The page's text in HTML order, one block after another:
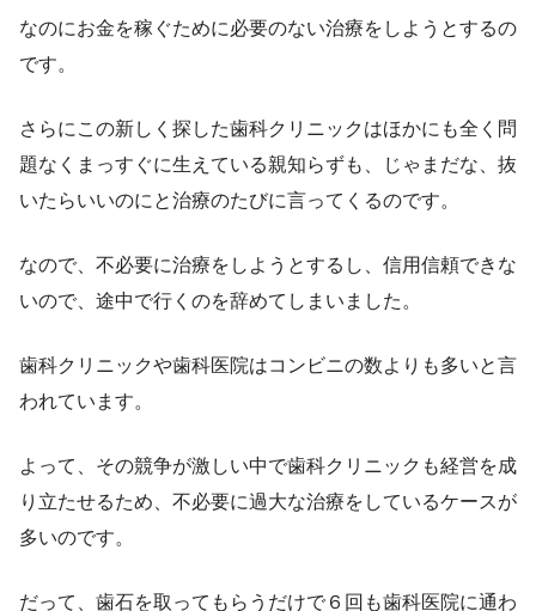
なのにお金を稼ぐために必要のない治療をしようとするの
です。
さらにこの新しく探した歯科クリニックはほかにも全く問
題なくまっすぐに生えている親知らずも、じゃまだな、抜
いたらいいのにと治療のたびに言ってくるのです。
なので、不必要に治療をしようとするし、信用信頼できな
いので、途中で行くのを辞めてしまいました。
歯科クリニックや歯科医院はコンビニの数よりも多いと言
われています。
よって、その競争が激しい中で歯科クリニックも経営を成
り立たせるため、不必要に過大な治療をしているケースが
多いのです。
だって、歯石を取ってもらうだけで６回も歯科医院に通わ